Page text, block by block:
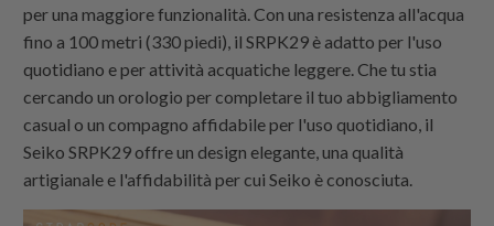
per una maggiore funzionalità. Con una resistenza all'acqua
fino a 100 metri (330 piedi), il SRPK29 è adatto per l'uso
quotidiano e per attività acquatiche leggere. Che tu stia
cercando un orologio per completare il tuo abbigliamento
casual o un compagno affidabile per l'uso quotidiano, il
Seiko SRPK29 offre un design elegante, una qualità
artigianale e l'affidabilità per cui Seiko è conosciuta.